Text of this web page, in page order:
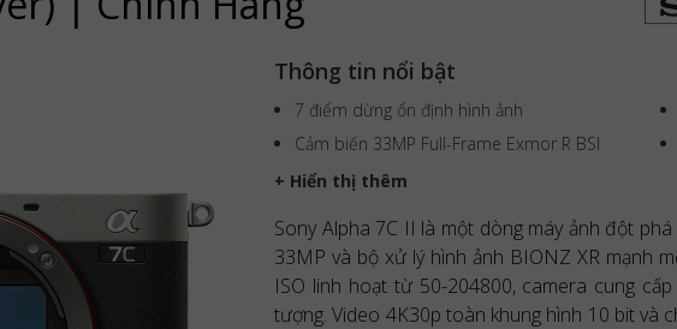
Thông tin nổi bật
7 điểm dừng ổn định hình ảnh
Cảm biến 33MP Full-Frame Exmor R BSI
+ Hiển thị thêm
Sony Alpha 7C II là một dòng máy ảnh đột
33MP và bộ xử lý hình ảnh BIONZ XR mạnh
ISO linh hoạt từ 50-204800, camera cung
tượng. Video 4K30p toàn khung hình 10 bit và